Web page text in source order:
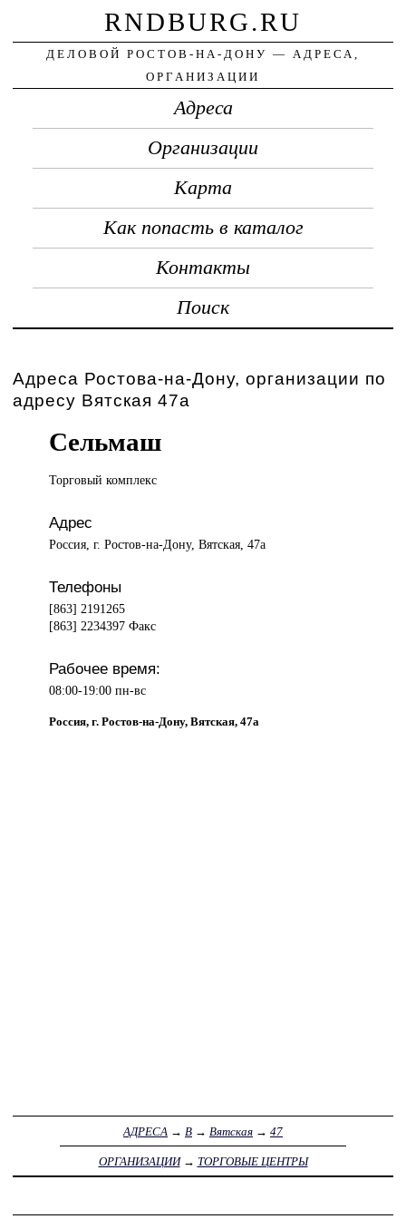
RNDBURG.RU
ДЕЛОВОЙ РОСТОВ-НА-ДОНУ — АДРЕСА,
ОРГАНИЗАЦИИ
Адреса
Организации
Карта
Как попасть в каталог
Контакты
Поиск
Адреса Ростова-на-Дону, организации по
адресу Вятская 47а
Сельмаш
Торговый комплекс
Адрес
Россия, г. Ростов-на-Дону, Вятская, 47а
Телефоны
[863] 2191265
[863] 2234397 Факс
Рабочее время:
08:00-19:00 пн-вс
Россия, г. Ростов-на-Дону, Вятская, 47а
АДРЕСА → В → Вятская → 47
ОРГАНИЗАЦИИ→ ТОРГОВЫЕ ЦЕНТРЫ